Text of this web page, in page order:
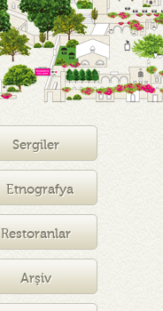
Sergiler
Etnografya
Müzesi
Restoranlar
Arşiv